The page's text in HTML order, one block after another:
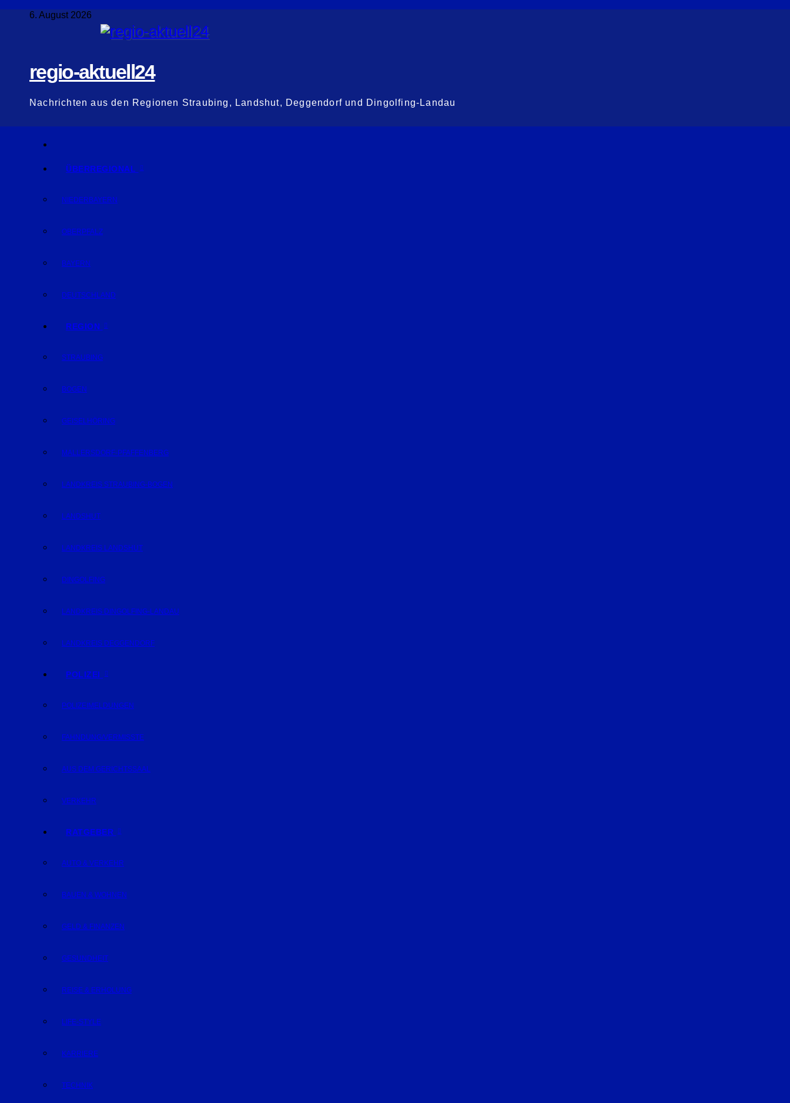
Zum
6. August 2026
regio-aktuell24
Nachrichten aus den Regionen Straubing, Landshut, Deggendorf und Dingolfing-Landau
ÜBERREGIONAL
NIEDERBAYERN
OBERPFALZ
BAYERN
DEUTSCHLAND
REGION
STRAUBING
BOGEN
GEISELHÖRING
MALLERSDORF-PFAFFENBERG
LANDKREIS STRAUBING-BOGEN
LANDSHUT
LANDKREIS LANDSHUT
DINGOLFING
LANDKREIS DINGOLFING-LANDAU
LANDKREIS DEGGENDORF
POLIZEI
POLIZEIMELDUNGEN
FAHNDUNG/VERMISSTE
AUS DEM GERICHTSSAAL
VERKEHR
RATGEBER
AUTO & VERKEHR
BAUEN & WOHNEN
GELD & FINANZEN
GESUNDHEIT
REISE & ERHOLUNG
LIFE-STYLE
KARRIERE
TECHNIK